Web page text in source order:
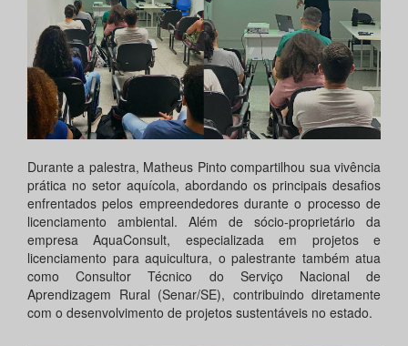
Durante a palestra, Matheus Pinto compartilhou sua vivência
prática no setor aquícola, abordando os principais desafios
enfrentados pelos empreendedores durante o processo de
licenciamento ambiental. Além de sócio-proprietário da
empresa AquaConsult, especializada em projetos e
licenciamento para aquicultura, o palestrante também atua
como Consultor Técnico do Serviço Nacional de
Aprendizagem Rural (Senar/SE), contribuindo diretamente
com o desenvolvimento de projetos sustentáveis no estado.